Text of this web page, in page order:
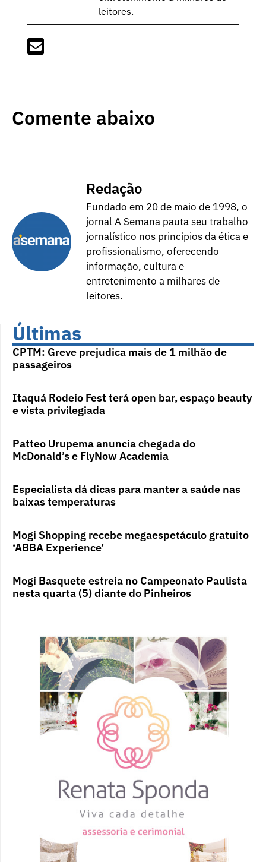
leitores.
Comente abaixo
Redação
Fundado em 20 de maio de 1998, o
jornal A Semana pauta seu trabalho
jornalístico nos princípios da ética e
profissionalismo, oferecendo
informação, cultura e
entretenimento a milhares de
leitores.
Últimas
CPTM: Greve prejudica mais de 1 milhão de
passageiros
Itaquá Rodeio Fest terá open bar, espaço beauty
e vista privilegiada
Patteo Urupema anuncia chegada do
McDonald’s e FlyNow Academia
Especialista dá dicas para manter a saúde nas
baixas temperaturas
Mogi Shopping recebe megaespetáculo gratuito
‘ABBA Experience’
Mogi Basquete estreia no Campeonato Paulista
nesta quarta (5) diante do Pinheiros